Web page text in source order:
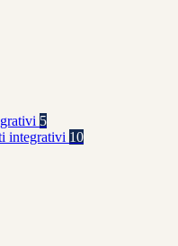
5
integrativi 10